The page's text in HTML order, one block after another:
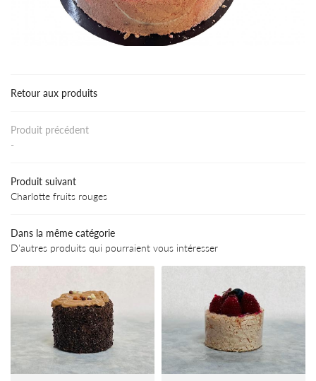
Viennoiserie
repas & buffet
créations
Actualités
Contact
Retour aux produits
Produit précédent
-
Produit suivant
Charlotte fruits rouges
Dans la même catégorie
D'autres produits qui pourraient vous intéresser